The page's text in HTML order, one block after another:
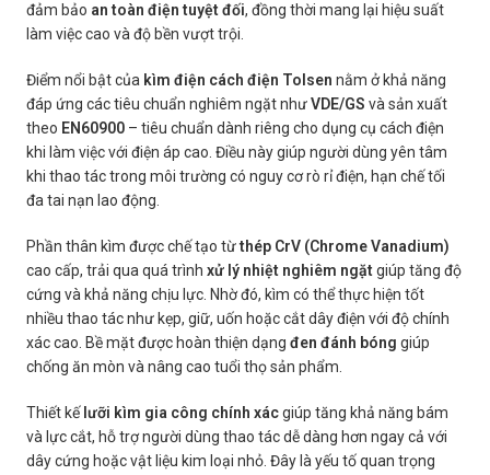
đảm bảo an toàn điện tuyệt đối, đồng thời mang lại hiệu suất
làm việc cao và độ bền vượt trội.
Điểm nổi bật của kìm điện cách điện Tolsen nằm ở khả năng
đáp ứng các tiêu chuẩn nghiêm ngặt nhưVDE/GS và sản xuất
theo EN60900 – tiêu chuẩn dành riêng cho dụng cụ cách điện
khi làm việc với điện áp cao. Điều này giúp người dùng yên tâm
khi thao tác trong môi trường có nguy cơ rò rỉ điện, hạn chế tối
đa tai nạn lao động.
Phần thân kìm được chế tạo từthép CrV (Chrome Vanadium)
cao cấp, trải qua quá trình xử lý nhiệt nghiêm ngặt giúp tăng độ
cứng và khả năng chịu lực. Nhờ đó, kìm có thể thực hiện tốt
nhiều thao tác như kẹp, giữ, uốn hoặc cắt dây điện với độ chính
xác cao. Bề mặt được hoàn thiện dạng đen đánh bóng giúp
chống ăn mòn và nâng cao tuổi thọ sản phẩm.
Thiết kế lưỡi kìm gia công chính xácgiúp tăng khả năng bám
và lực cắt, hỗ trợ người dùng thao tác dễ dàng hơn ngay cả với
dây cứng hoặc vật liệu kim loại nhỏ. Đây là yếu tố quan trọng